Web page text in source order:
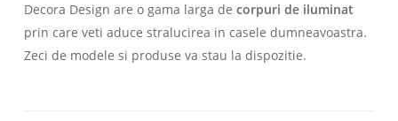
Decora Design are o gama larga de corpuri de iluminat
prin care veti aduce stralucirea in casele dumneavoastra.
Zeci de modele si produse va stau la dispozitie.